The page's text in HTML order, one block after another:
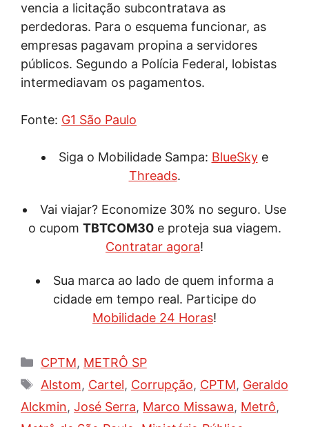
vencia a licitação subcontratava as
perdedoras. Para o esquema funcionar, as
empresas pagavam propina a servidores
públicos. Segundo a Polícia Federal, lobistas
intermediavam os pagamentos.
Fonte: G1 São Paulo
Siga o Mobilidade Sampa: BlueSkye
Threads.
Vai viajar? Economize 30% no seguro. Use
o cupom TBTCOM30e proteja sua viagem.
Contratar agora!
Sua marca ao lado de quem informa a
cidade em tempo real. Participe do
Mobilidade 24 Horas!
Categorias
CPTM, METRÔ SP
Tags
Alstom, Cartel, Corrupção, CPTM, Geraldo
Alckmin, José Serra, Marco Missawa, Metrô,